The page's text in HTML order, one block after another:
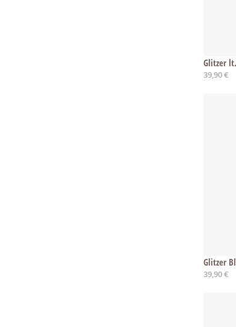
Glitzer
39,90 €
Glitzer
39,90 €